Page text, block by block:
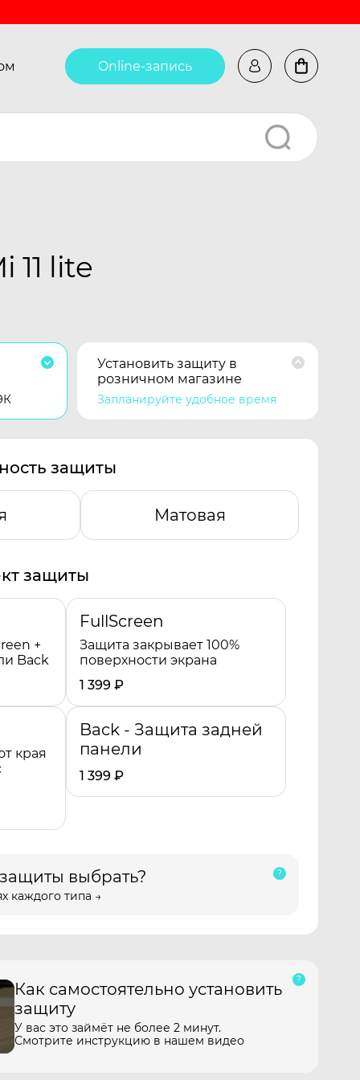
Online-запись
lite
Установить защиту в
розничном магазине
Запланируйте удобное время
защиты
Матовая
защиты
+
Back
FullScreen
Защита закрывает 100%
поверхности экрана
1 399 ₽
края
Back - Защита задней
панели
1 399 ₽
выбрать?
каждого типа →
Как самостоятельно установить
защиту
У вас это займёт не более 2 минут.
Смотрите инструкцию в нашем видео